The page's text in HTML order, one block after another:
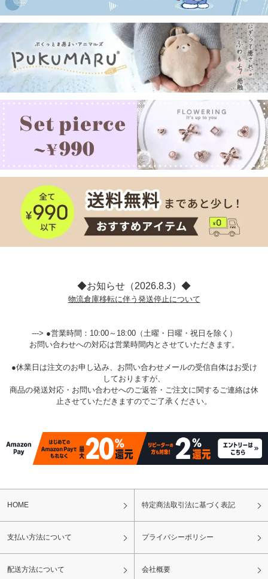
◆お知らせ（2026.8.3）◆
物流倉庫移転に伴う発送停止について
---> ●営業時間：10:00～18:00（土曜・日曜・祝日を除く）
お問い合わせへの対応は営業時間内とさせていただきます。
●休業日は注文のお申し込み、お問い合わせメールの受信自体はお受け
しておりますが、
商品の発送対応・お問い合わせへのご返答・ご注文に関するご連絡は休
止させていただきますのでご了承ください。
HOME 特定商法取引法に基づく表記
支払い方法について プライバシーポリシー
配送方法について 会社概要